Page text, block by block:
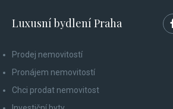
Luxusní bydlení Praha
Prodej nemovitostí
Pronájem nemovitostí
Chci prodat nemovitost